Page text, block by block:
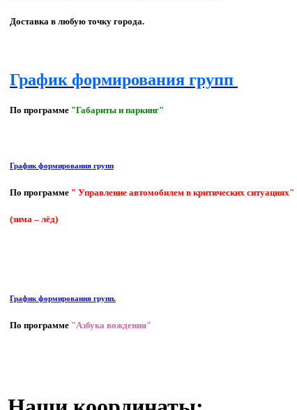
Доставка в любую точку города.
График формирования групп
По программе "Габариты и паркинг"
График формирования групп
По программе " Управление автомобилем в критических ситуациях"
(зима – лёд)
График формирования групп.
По программе "Азбука вождения"